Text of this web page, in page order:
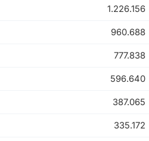
1.226.156
960.688
777.838
596.640
387.065
335.172